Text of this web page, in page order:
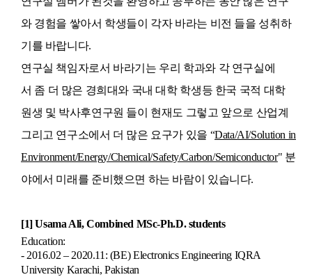
와 경험을 쌓아서 학생들이 각자 바라는 비전 들을 성취하
기를 바랍니다.
연구실 책임자로서 바라기는 우리 학과와 각 연구실에
서 좀 더 많은 경희대와 국내 대학 학생등 한국 국적 대학
원생 및 박사후연구원 들이 현재도 그렇고 앞으로 산업계
그리고 연구소에서 더 많은 요구가 있을 “Data/AI/Solution in
Environment/Energy/Chemical/Safety/Carbon/Semiconductor" 분
야에서 미래를 준비했으면 하는 바람이 있습니다.
[1]Usama Ali, Combined MSc-Ph.D. students
Education:
- 2016.02 – 2020.11 : (BE) Electronics Engineering IQRA
University Karachi, Pakistan